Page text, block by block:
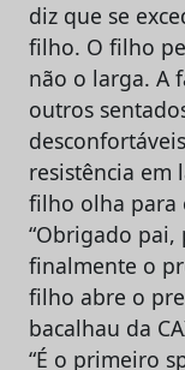
diz que se
filho. O filho
não o larga. A
outros
resistência em
filho olha para
“Obrigado pai,
finalmente o
filho abre o
bacalhau da
“É o primeiro